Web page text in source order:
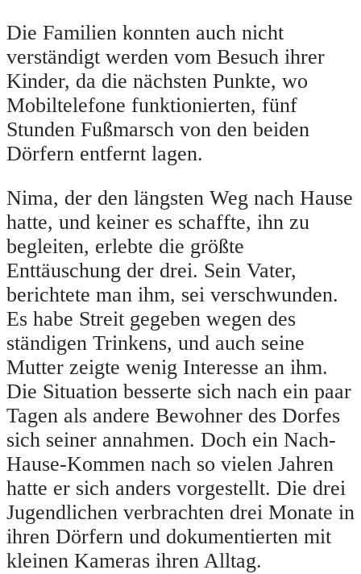
Die Familien konnten auch nicht
verständigt werden vom Besuch ihrer
Kinder, da die nächsten Punkte, wo
Mobiltelefone funktionierten, fünf
Stunden Fußmarsch von den beiden
Dörfern entfernt lagen.
Nima, der den längsten Weg nach Hause
hatte, und keiner es schaffte, ihn zu
begleiten, erlebte die größte
Enttäuschung der drei. Sein Vater,
berichtete man ihm, sei verschwunden.
Es habe Streit gegeben wegen des
ständigen Trinkens, und auch seine
Mutter zeigte wenig Interesse an ihm.
Die Situation besserte sich nach ein paar
Tagen als andere Bewohner des Dorfes
sich seiner annahmen. Doch ein Nach-
Hause-Kommen nach so vielen Jahren
hatte er sich anders vorgestellt. Die drei
Jugendlichen verbrachten drei Monate in
ihren Dörfern und dokumentierten mit
kleinen Kameras ihren Alltag.